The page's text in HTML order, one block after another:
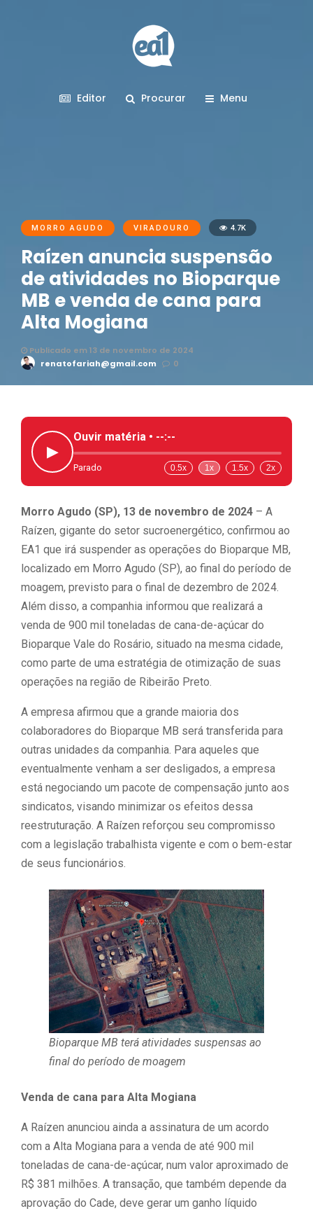
Editor Procurar Menu
MORRO AGUDO VIRADOURO 4.7K
Raízen anuncia suspensão
de atividades no Bioparque
MB e venda de cana para
Alta Mogiana
Publicado em 13 de novembro de 2024
renatofariah@gmail.com
0
▶
Ouvir matéria • --:--
Parado 0.5x 1x 1.5x 2x
Morro Agudo (SP), 13 de novembro de 2024 – A
Raízen, gigante do setor sucroenergético, confirmou ao
EA1 que irá suspender as operações do Bioparque MB,
localizado em Morro Agudo (SP), ao final do período de
moagem, previsto para o final de dezembro de 2024.
Além disso, a companhia informou que realizará a
venda de 900 mil toneladas de cana-de-açúcar do
Bioparque Vale do Rosário, situado na mesma cidade,
como parte de uma estratégia de otimização de suas
operações na região de Ribeirão Preto.
A empresa afirmou que a grande maioria dos
colaboradores do Bioparque MB será transferida para
outras unidades da companhia. Para aqueles que
eventualmente venham a ser desligados, a empresa
está negociando um pacote de compensação junto aos
sindicatos, visando minimizar os efeitos dessa
reestruturação. A Raízen reforçou seu compromisso
com a legislação trabalhista vigente e com o bem-estar
de seus funcionários.
Bioparque MB terá atividades suspensas ao
final do período de moagem
Venda de cana para Alta Mogiana
A Raízen anunciou ainda a assinatura de um acordo
com a Alta Mogiana para a venda de até 900 mil
toneladas de cana-de-açúcar, num valor aproximado de
R$ 381 milhões. A transação, que também depende da
aprovação do Cade, deve gerar um ganho líquido